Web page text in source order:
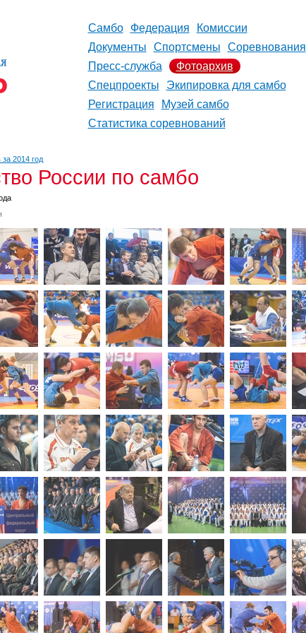
Самбо Федерация
Комиссии
Документы
Спортсмены
Соревнования
Пресс-служба
Фотоархив
Спецпроекты
Экипировка для самбо
Регистрация
Музей самбо
Статистика соревнований
2014 год
России по самбо